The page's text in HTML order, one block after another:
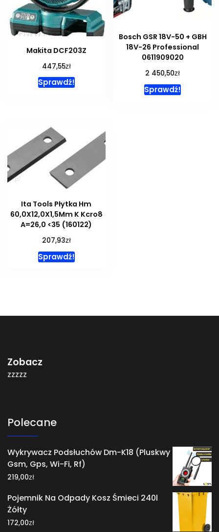
Makita DCF203Z
447,55zł
Sprawdź!
Bosch GSR 18V-50 + GBH
18V-26 Professional
0611909020
2 450,50zł
Sprawdź!
Ita Tools Płytka Hm
60,0X12,0X1,5Mm K Kcro8
A=26,0 <35 (160122)
207,93zł
Sprawdź!
Zobacz
zzzzz
Polecane
Wykrywacz Podsłuchów Dm-K18 (Pluskwy
Gsm, Gps, Wi-Fi, Rf)
219,00zł
Pojemnik Na Odpady Kosz Śmieci 240l
Żółty
172,00zł